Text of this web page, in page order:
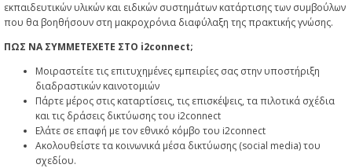
εκπαιδευτικών υλικών και ειδικών συστημάτων κατάρτισης των συμβούλων
που θα βοηθήσουν στη μακροχρόνια διαφύλαξη της πρακτικής γνώσης.
ΠΩΣ ΝΑ ΣΥΜΜΕΤΕΧΕΤΕ ΣΤΟ i2connect;
Μοιραστείτε τις επιτυχημένες εμπειρίες σας στην υποστήριξη
διαδραστικών καινοτομιών
Πάρτε μέρος στις καταρτίσεις, τις επισκέψεις, τα πιλοτικά σχέδια
και τις δράσεις δικτύωσης του i2connect
Ελάτε σε επαφή με τον εθνικό κόμβο του i2connect
Ακολουθείστε τα κοινωνικά μέσα δικτύωσης (social media) του
σχεδίου.